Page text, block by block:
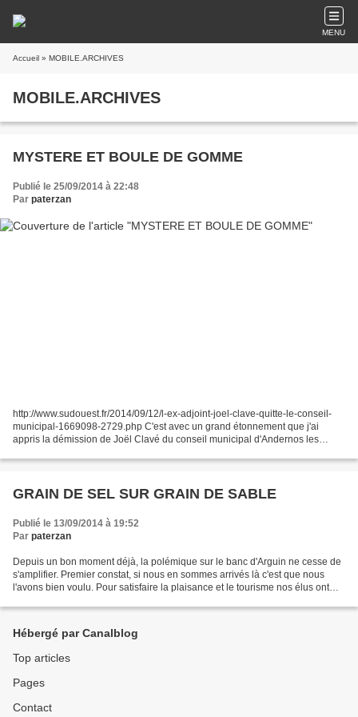
MENU
Accueil » MOBILE.ARCHIVES
MOBILE.ARCHIVES
MYSTERE ET BOULE DE GOMME
Publié le 25/09/2014 à 22:48
Par paterzan
http://www.sudouest.fr/2014/09/12/l-ex-adjoint-joel-clave-quitte-le-conseil-
municipal-1669098-2729.php C'est avec un grand étonnement que j'ai
appris la démission de Joël Clavé du conseil municipal d'Andernos les
GRAIN DE SEL SUR GRAIN DE SABLE
Publié le 13/09/2014 à 19:52
Par paterzan
Depuis un bon moment déjà, la polémique sur le banc d'Arguin ne cesse de
s'amplifier. Premier constat, si nous en sommes arrivés là c'est que nous
l'avons bien voulu. Pour satisfaire la plaisance et le tourisme nos élus ont
Hébergé par Canalblog
Top articles
Pages
Contact